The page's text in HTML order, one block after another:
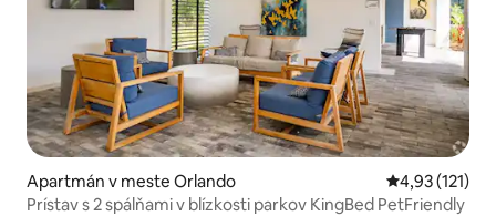
Apartmán v meste Orlando Priemerné
4,93 (121)
Prístav s 2 spálňami v blízkosti parkov KingBed PetFriendly